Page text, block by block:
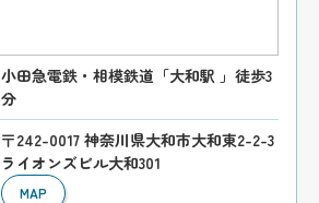
小田急電鉄・相模鉄道「大和駅 」徒歩3
分
〒242-0017 神奈川県大和市大和東2-2-3
ライオンズビル大和301
MAP